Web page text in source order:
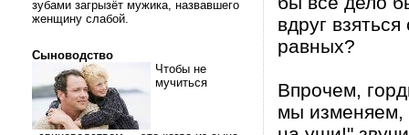
зубами загрызёт мужика, назвавшего
женщину слабой.
Сыноводство
Чтобы не
мучиться
вдруг
равных?
Впрочем,
мы изменяем,